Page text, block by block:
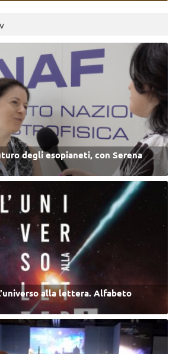
degli esopianeti, con Serena
L'universo alla lettera. Alfabeto